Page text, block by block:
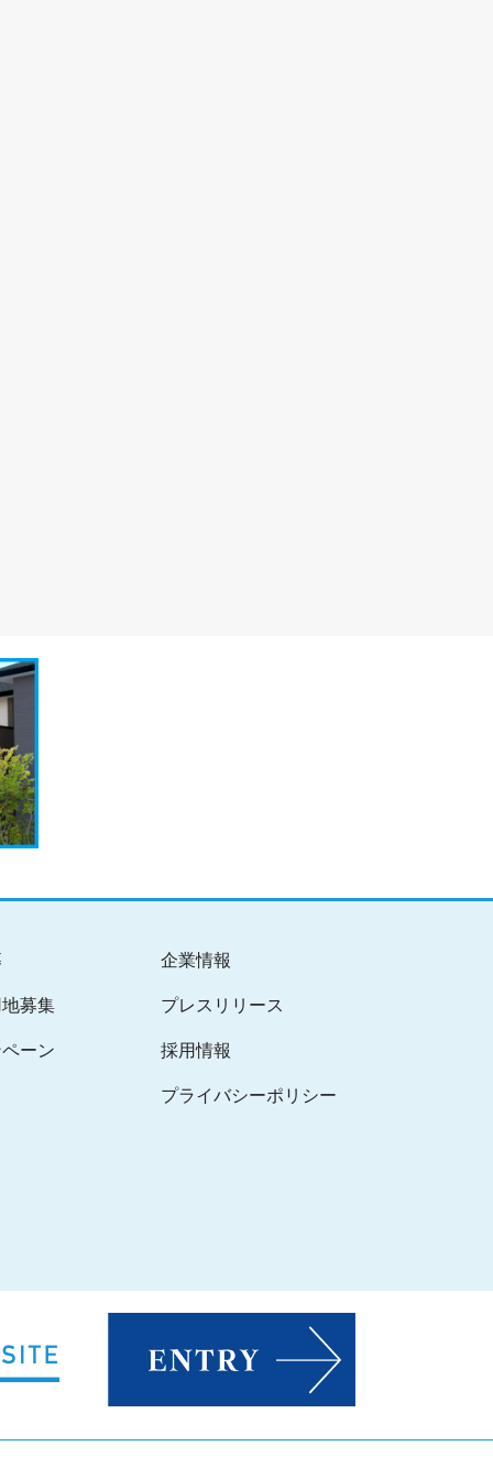
募集
ーン
企業情報
プレスリリース
採用情報
プライバシーポリシー